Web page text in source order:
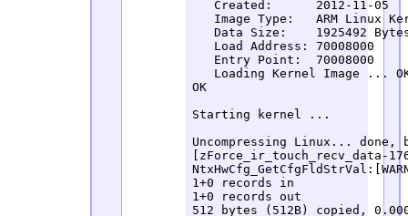
Created:      2012-11-05
Image Type:   ARM Linux
Data Size:    1925492
   Load Address: 70008000
   Entry Point:  70008000
Loading Kernel Image ...
OK
Starting kernel ...
Uncompressing Linux...
[zForce_ir_touch_recv_data-
1+0 records in
1+0 records out
512 bytes (512B) copied,